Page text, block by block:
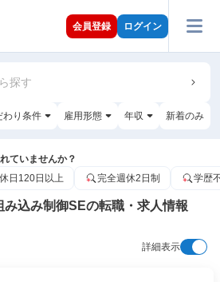
会員登録 ログイン
探す
わり条件 雇用形態 年収 新着のみ
ていませんか？
日120日以上 完全週休2日制 学歴
込み制御SEの転職・求人情報
詳細表示